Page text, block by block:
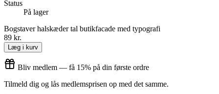
Status
På lager
Bogstaver halskæder tal butikfacade med typografi
89 kr.
Læg i kurv
Bliv medlem — få 15% på din første ordre
Tilmeld dig og lås medlemsprisen op med det samme.